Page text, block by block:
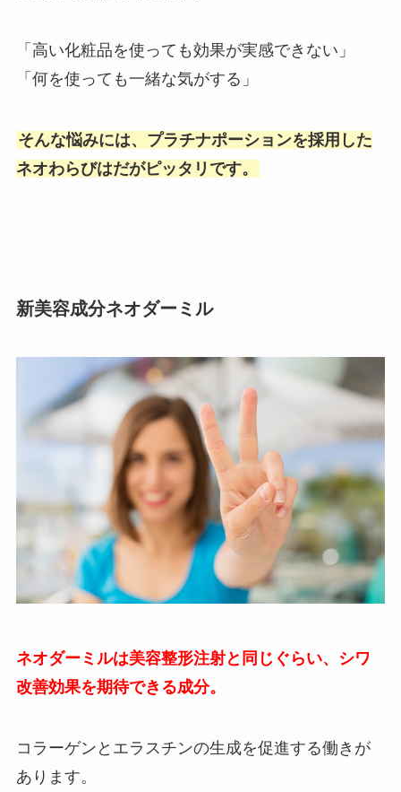
「高い化粧品を使っても効果が実感できない」
「何を使っても一緒な気がする」
そんな悩みには、プラチナポーションを採用した
ネオわらびはだがピッタリです。
新美容成分ネオダーミル
ネオダーミルは美容整形注射と同じぐらい、シワ
改善効果を期待できる成分。
コラーゲンとエラスチンの生成を促進する働きが
あります。